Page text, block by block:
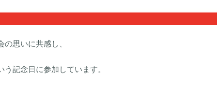
思いに共感し、
記念日に参加しています。